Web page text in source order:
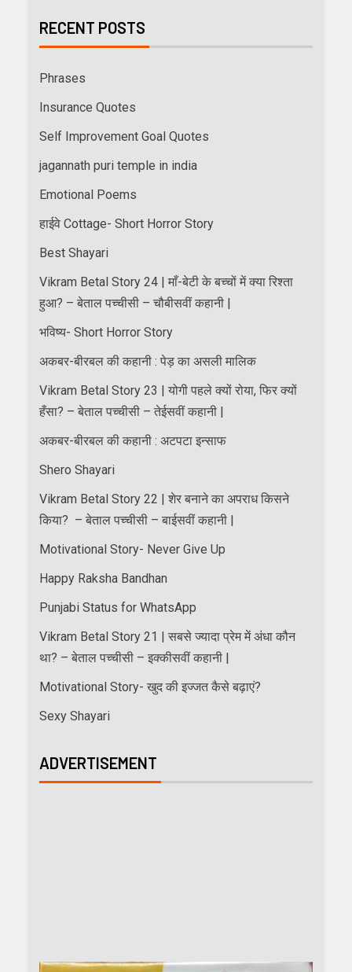
RECENT POSTS
Phrases
Insurance Quotes
Self Improvement Goal Quotes
jagannath puri temple in india
Emotional Poems
हाईवे Cottage- Short Horror Story
Best Shayari
Vikram Betal Story 24 | माँ-बेटी के बच्चों में क्या रिश्ता
हुआ? – बेताल पच्चीसी – चौबीसवीं कहानी |
भविष्य- Short Horror Story
अकबर-बीरबल की कहानी : पेड़ का असली मालिक
Vikram Betal Story 23 | योगी पहले क्यों रोया, फिर क्यों
हँसा? – बेताल पच्चीसी – तेईसवीं कहानी |
अकबर-बीरबल की कहानी : अटपटा इन्साफ
Shero Shayari
Vikram Betal Story 22 | शेर बनाने का अपराध किसने
किया? – बेताल पच्चीसी – बाईसवीं कहानी |
Motivational Story- Never Give Up
Happy Raksha Bandhan
Punjabi Status for WhatsApp
Vikram Betal Story 21 | सबसे ज्यादा प्रेम में अंधा कौन
था? – बेताल पच्चीसी – इक्कीसवीं कहानी |
Motivational Story- खुद की इज्जत कैसे बढ़ाएं?
Sexy Shayari
ADVERTISEMENT